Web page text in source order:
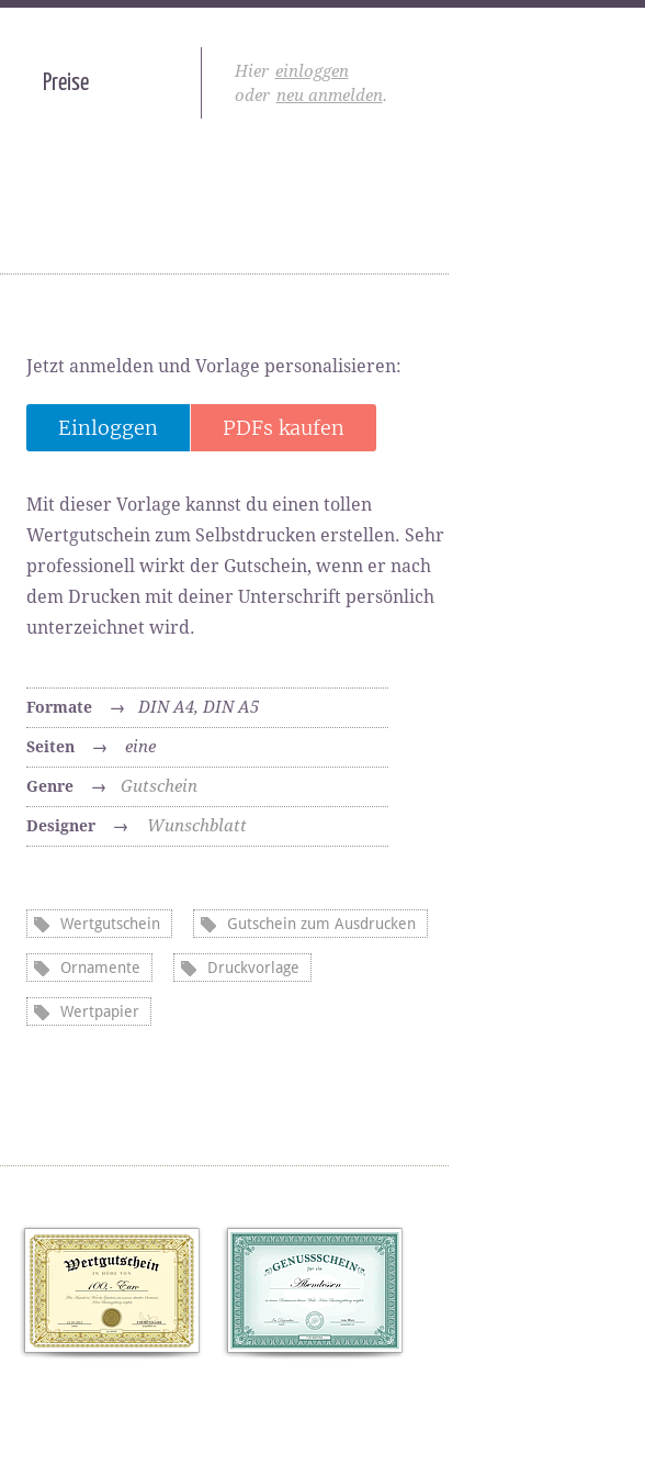
Hier einloggen
oder neu anmelden.
Preise
Jetzt anmelden und Vorlage personalisieren:
Einloggen PDFs kaufen
Mit dieser Vorlage kannst du einen tollen
Wertgutschein zum Selbstdrucken erstellen. Sehr
professionell wirkt der Gutschein, wenn er nach
dem Drucken mit deiner Unterschrift persönlich
unterzeichnet wird.
Formate → DIN A4, DIN A5
Seiten → eine
Genre → Gutschein
Designer → Wunschblatt
Wertgutschein Gutschein zum Ausdrucken
Ornamente Druckvorlage
Wertpapier